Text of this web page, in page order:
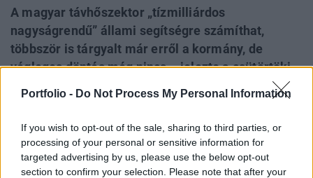
Portfolio - Do Not Process My Personal Information
If you wish to opt-out of the sale, sharing to third parties, or
processing of your personal or sensitive information for
targeted advertising by us, please use the below opt-out
section to confirm your selection. Please note that after your
A magyar távhőszektor „tízmilliárdos
nagyságrendű” állami segítségre számíthat,
többször is tárgyalt már erről a kormány, de
végleges döntés még nincs – jelezte a csütörtöki
Kormányinfón Gulyás Gergely azt követően, hogy a
héten is érkezett olyan hír, miszerint az
összeomlás szélén áll a rendszer.
Kecskemét - Merre tovább hazai kkv-k? - Versenyképesség
2026-banMerre tovább hazai kkv-k? - Versenyképesség